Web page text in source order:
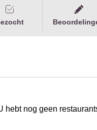
hebt nog geen